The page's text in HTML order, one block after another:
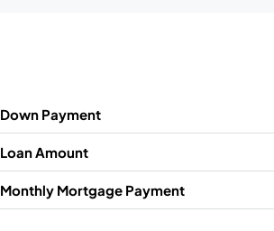
Down Payment
Loan Amount
Monthly Mortgage Payment